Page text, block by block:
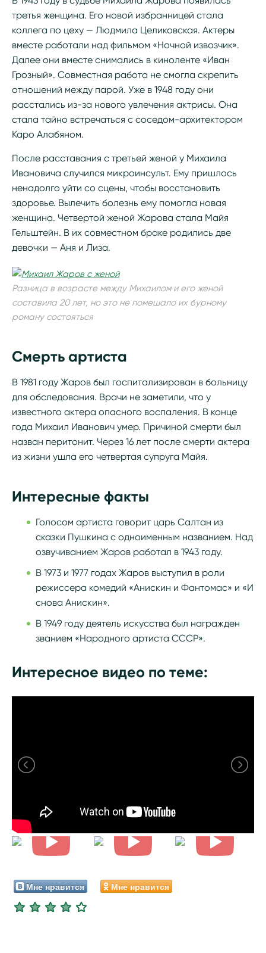
третья женщина. Его новой избранницей стала
коллега по цеху — Людмила Целиковская. Актеры
вместе работали над фильмом «Ночной извозчик».
Далее они вместе снимались в киноленте «Иван
Грозный». Совместная работа не смогла скрепить
отношений между парой. Уже в 1948 году они
расстались из-за нового увлечения актрисы. Она
стала тайно встречаться с соседом-архитектором
Каро Алабяном.
После расставания с третьей женой у Михаила
Ивановича случился микроинсульт. Ему пришлось
ненадолго уйти со сцены, чтобы восстановить
здоровье. Вылечить болезнь ему помогла новая
женщина. Четвертой женой Жарова стала Майя
Гельштейн. В их совместном браке родились две
девочки — Аня и Лиза.
Разница в возрасте между Михаилом и его женой
составила 20 лет, но это не помешало их бурному
роману состояться
Смерть артиста
В 1981 году Жаров был госпитализирован в больницу
для обследования. Врачи не заметили, что у
известного актера опасного воспаления. В конце
года Михаил Иванович умер. Причиной смерти был
назван перитонит. Через 16 лет после смерти актера
из жизни ушла его четвертая супруга Майя.
Интересные факты
Голосом артиста говорит царь Салтан из
сказки Пушкина с одноименным названием. Над
озвучиванием Жаров работал в 1943 году.
В 1973 и 1977 годах Жаров выступил в роли
режиссера комедий «Анискин и Фантомас» и «И
снова Анискин».
В 1949 году деятель искусства был награжден
званием «Народного артиста СССР».
Интересное видео по теме:
Мне нравится Мне нравится